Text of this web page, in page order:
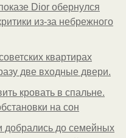
Dior обернулся
из-за небрежного
квартирах
две входные двери.
кровать в спальне.
на сон
добрались до семейных